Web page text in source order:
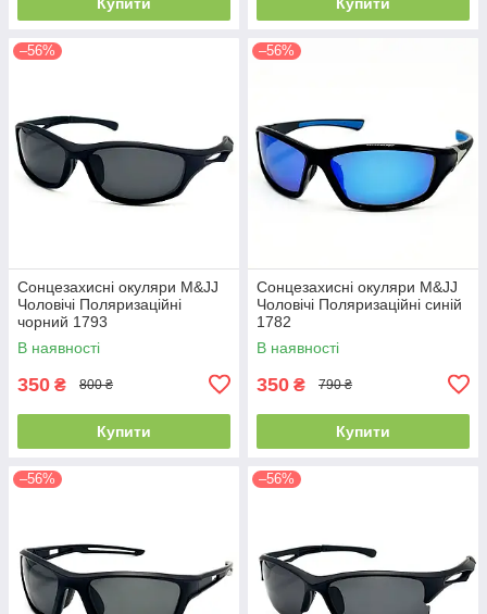
–56%
Сонцезахисні окуляри M&JJ
Чоловічі Поляризаційні
чорний 1793
В наявності
350 ₴ 800 ₴
Купити
–56%
Сонцезахисні окуляри M&JJ
Чоловічі Поляризаційні синій
1782
В наявності
350 ₴ 790 ₴
Купити
–56% –56%